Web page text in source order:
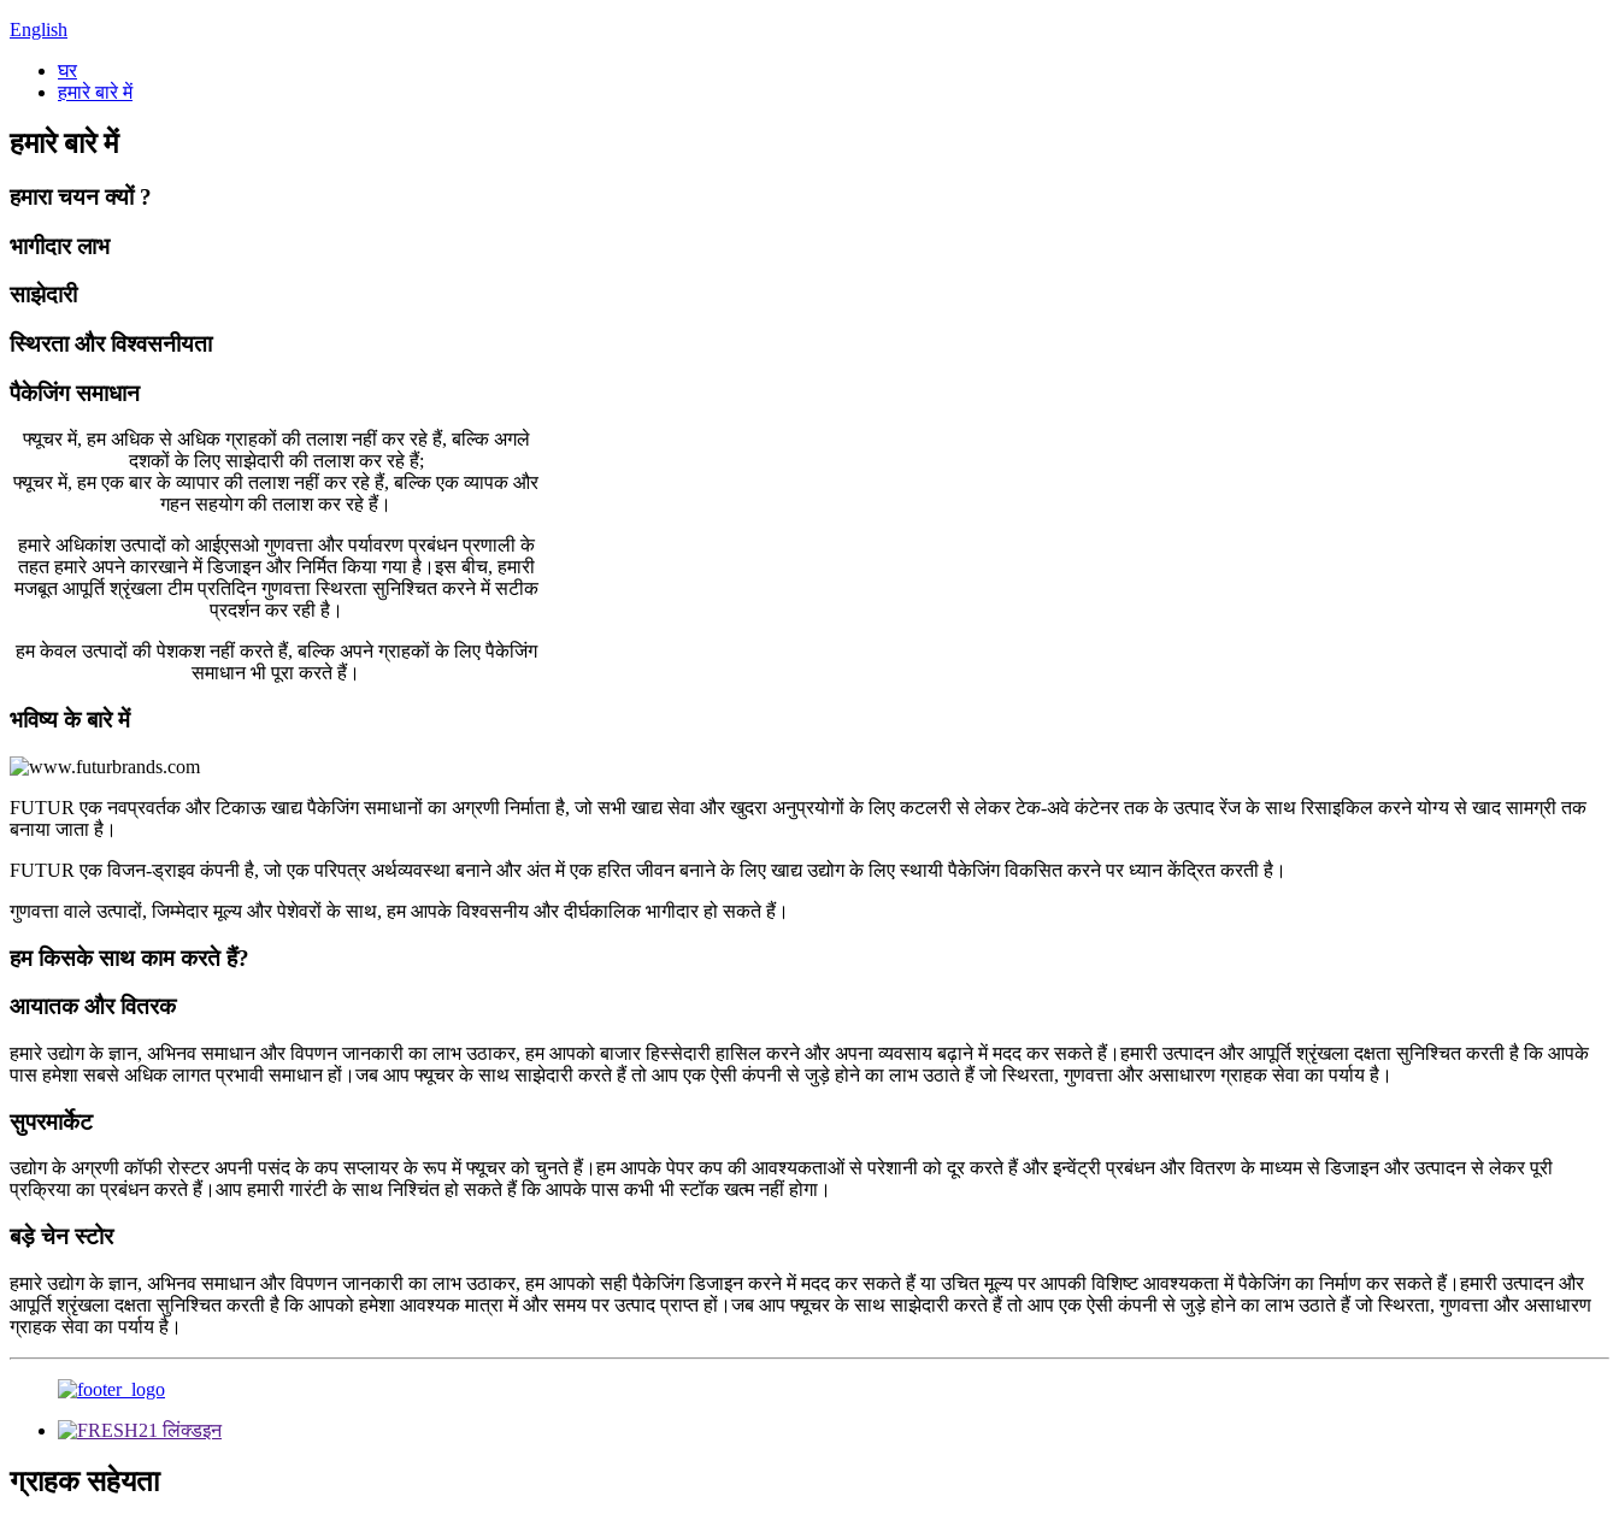
English
घर
हमारे बारे में
हमारे बारे में
हमारा चयन क्यों ?
भागीदार लाभ
साझेदारी
स्थिरता और विश्वसनीयता
पैकेजिंग समाधान
फ्यूचर में, हम अधिक से अधिक ग्राहकों की तलाश नहीं कर रहे हैं, बल्कि अगले
दशकों के लिए साझेदारी की तलाश कर रहे हैं;
फ्यूचर में, हम एक बार के व्यापार की तलाश नहीं कर रहे हैं, बल्कि एक व्यापक और
गहन सहयोग की तलाश कर रहे हैं।
हमारे अधिकांश उत्पादों को आईएसओ गुणवत्ता और पर्यावरण प्रबंधन प्रणाली के
तहत हमारे अपने कारखाने में डिजाइन और निर्मित किया गया है।इस बीच, हमारी
मजबूत आपूर्ति श्रृंखला टीम प्रतिदिन गुणवत्ता स्थिरता सुनिश्चित करने में सटीक
प्रदर्शन कर रही है।
हम केवल उत्पादों की पेशकश नहीं करते हैं, बल्कि अपने ग्राहकों के लिए पैकेजिंग
समाधान भी पूरा करते हैं।
भविष्य के बारे में
FUTUR एक नवप्रवर्तक और टिकाऊ खाद्य पैकेजिंग समाधानों का अग्रणी निर्माता है, जो सभी खाद्य सेवा और खुदरा अनुप्रयोगों के लिए कटलरी से लेकर टेक-अवे कंटेनर तक के उत्पाद रेंज के साथ रिसाइकिल करने योग्य से खाद सामग्री तक
बनाया जाता है।
FUTUR एक विजन-ड्राइव कंपनी है, जो एक परिपत्र अर्थव्यवस्था बनाने और अंत में एक हरित जीवन बनाने के लिए खाद्य उद्योग के लिए स्थायी पैकेजिंग विकसित करने पर ध्यान केंद्रित करती है।
गुणवत्ता वाले उत्पादों, जिम्मेदार मूल्य और पेशेवरों के साथ, हम आपके विश्वसनीय और दीर्घकालिक भागीदार हो सकते हैं।
हम किसके साथ काम करते हैं?
आयातक और वितरक
हमारे उद्योग के ज्ञान, अभिनव समाधान और विपणन जानकारी का लाभ उठाकर, हम आपको बाजार हिस्सेदारी हासिल करने और अपना व्यवसाय बढ़ाने में मदद कर सकते हैं।हमारी उत्पादन और आपूर्ति श्रृंखला दक्षता सुनिश्चित करती है कि आपके
पास हमेशा सबसे अधिक लागत प्रभावी समाधान हों।जब आप फ्यूचर के साथ साझेदारी करते हैं तो आप एक ऐसी कंपनी से जुड़े होने का लाभ उठाते हैं जो स्थिरता, गुणवत्ता और असाधारण ग्राहक सेवा का पर्याय है।
सुपरमार्केट
उद्योग के अग्रणी कॉफी रोस्टर अपनी पसंद के कप सप्लायर के रूप में फ्यूचर को चुनते हैं।हम आपके पेपर कप की आवश्यकताओं से परेशानी को दूर करते हैं और इन्वेंट्री प्रबंधन और वितरण के माध्यम से डिजाइन और उत्पादन से लेकर पूरी
प्रक्रिया का प्रबंधन करते हैं।आप हमारी गारंटी के साथ निश्चिंत हो सकते हैं कि आपके पास कभी भी स्टॉक खत्म नहीं होगा।
बड़े चेन स्टोर
हमारे उद्योग के ज्ञान, अभिनव समाधान और विपणन जानकारी का लाभ उठाकर, हम आपको सही पैकेजिंग डिजाइन करने में मदद कर सकते हैं या उचित मूल्य पर आपकी विशिष्ट आवश्यकता में पैकेजिंग का निर्माण कर सकते हैं।हमारी उत्पादन और
आपूर्ति श्रृंखला दक्षता सुनिश्चित करती है कि आपको हमेशा आवश्यक मात्रा में और समय पर उत्पाद प्राप्त हों।जब आप फ्यूचर के साथ साझेदारी करते हैं तो आप एक ऐसी कंपनी से जुड़े होने का लाभ उठाते हैं जो स्थिरता, गुणवत्ता और असाधारण
ग्राहक सेवा का पर्याय है।
ग्राहक सहेयता